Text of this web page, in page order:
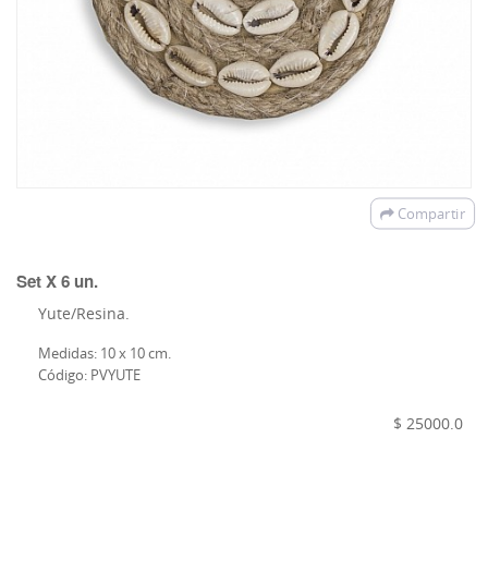
Compartir
Set X 6 un.
Yute/Resina.
Medidas: 10 x 10 cm.
Código: PVYUTE
$ 25000.0